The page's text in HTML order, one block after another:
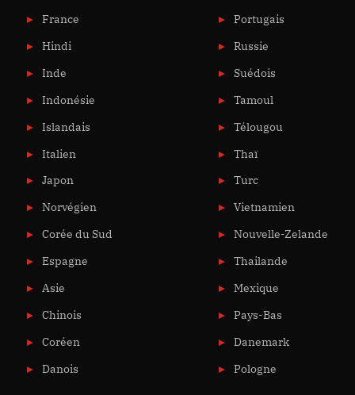
France
Hindi
Inde
Indonésie
Islandais
Italien
Japon
Norvégien
Corée du Sud
Espagne
Asie
Chinois
Coréen
Danois
Portugais
Russie
Suédois
Tamoul
Télougou
Thaï
Turc
Vietnamien
Nouvelle-Zelande
Thailande
Mexique
Pays-Bas
Danemark
Pologne